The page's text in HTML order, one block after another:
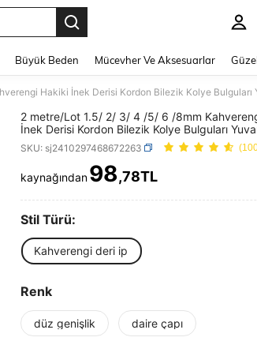
Büyük Beden Mücevher Ve Aksesuarlar
2 metre/Lot 1.5/ 2/ 3/ 4 /5/ 6 /8mm
İnek Derisi Kordon Bilezik Kolye Bulguları
Deri Halat Dize Takı Yapımı
SKU: sj2410297468672263
PRICE AND
kaynağından98,78TL
Stil Türü:
Kahverengi deri ip
Renk
düz genişlik daire çapı